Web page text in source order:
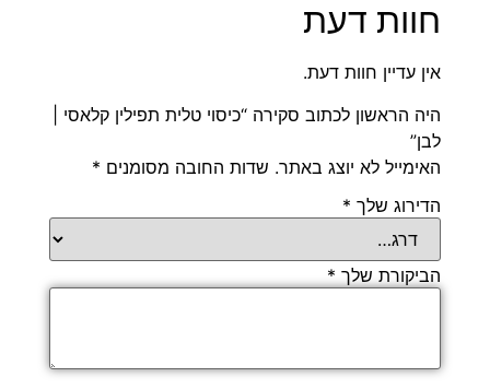
חוות דעת
אין עדיין חוות דעת.
היה הראשון לכתוב סקירה “כיסוי טלית תפילין קלאסי |
לבן”
האימייל לא יוצג באתר. שדות החובה מסומנים *
הדירוג שלך *
הביקורת שלך *